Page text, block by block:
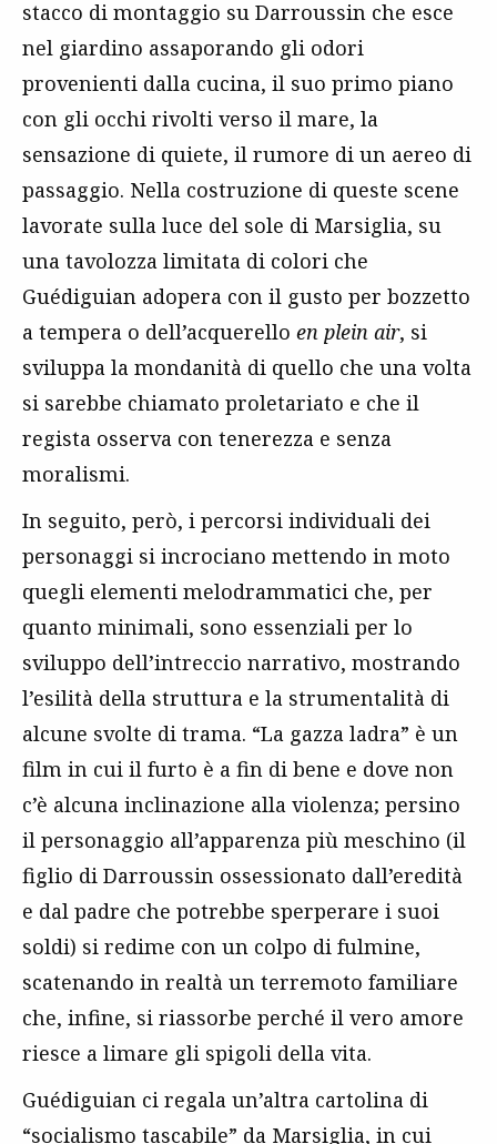
stacco di montaggio su Darroussin che esce
nel giardino assaporando gli odori
provenienti dalla cucina, il suo primo piano
con gli occhi rivolti verso il mare, la
sensazione di quiete, il rumore di un aereo di
passaggio. Nella costruzione di queste scene
lavorate sulla luce del sole di Marsiglia, su
una tavolozza limitata di colori che
Guédiguian adopera con il gusto per bozzetto
a tempera o dell’acquerello en plein air, si
sviluppa la mondanità di quello che una volta
si sarebbe chiamato proletariato e che il
regista osserva con tenerezza e senza
moralismi.
In seguito, però, i percorsi individuali dei
personaggi si incrociano mettendo in moto
quegli elementi melodrammatici che, per
quanto minimali, sono essenziali per lo
sviluppo dell’intreccio narrativo, mostrando
l’esilità della struttura e la strumentalità di
alcune svolte di trama. “La gazza ladra” è un
film in cui il furto è a fin di bene e dove non
c’è alcuna inclinazione alla violenza; persino
il personaggio all’apparenza più meschino (il
figlio di Darroussin ossessionato dall’eredità
e dal padre che potrebbe sperperare i suoi
soldi) si redime con un colpo di fulmine,
scatenando in realtà un terremoto familiare
che, infine, si riassorbe perché il vero amore
riesce a limare gli spigoli della vita.
Guédiguian ci regala un’altra cartolina di
“socialismo tascabile” da Marsiglia, in cui